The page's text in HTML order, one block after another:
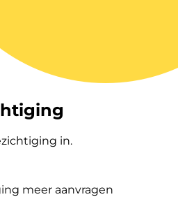
in.
meer aanvragen